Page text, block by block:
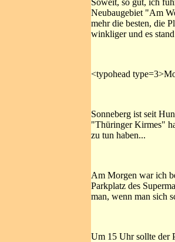
Neubaugebiet "Am
mehr die besten, die
winkliger und es
<typohead
Sonneberg ist seit
"Thüringer Kirmes"
zu tun haben...
Am Morgen war ich
Parkplatz des
man, wenn man sich
Um 15 Uhr sollte der